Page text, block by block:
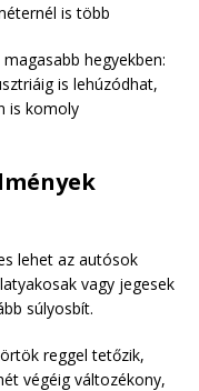
is több
hegyekben:
is lehúzódhat,
is komoly
lehet az autósok
vagy jegesek
súlyosbít.
reggel tetőzik,
végéig változékony,